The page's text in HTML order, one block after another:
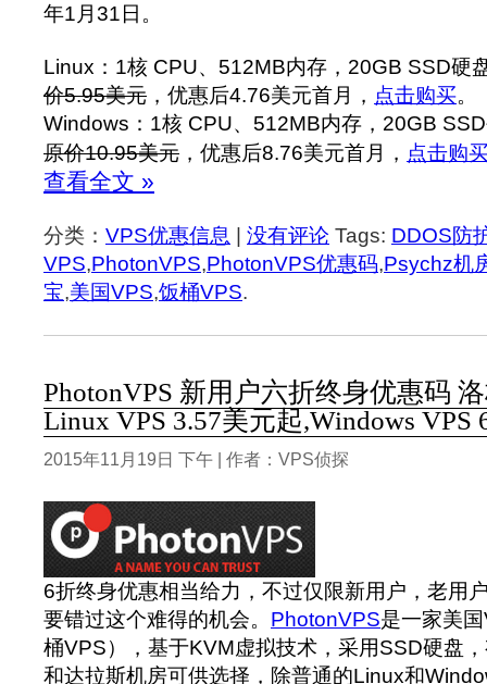
年1月31日。
Linux：1核 CPU、512MB内存，20GB SSD硬
价5.95美元 ，优惠后4.76美元首月， 点击购买。
Windows：1核 CPU、512MB内存，20GB
原价10.95美元 ，优惠后8.76美元首月， 点击购
查看全文 »
分类： VPS优惠信息 | 没有评论 Tags: DDOS防
VPS,PhotonVPS,PhotonVPS优惠码,Psychz机
宝,美国VPS,饭桶VPS.
PhotonVPS 新用户六折终身优惠码
Linux VPS 3.57美元起,Windows VPS
2015年11月19日 下午 | 作者：VPS侦探
6折终身优惠相当给力，不过仅限新用户，老用
要错过这个难得的机会。 PhotonVPS是一家美
桶VPS），基于KVM虚拟技术，采用SSD硬盘
和达拉斯机房可供选择，除普通的Linux和